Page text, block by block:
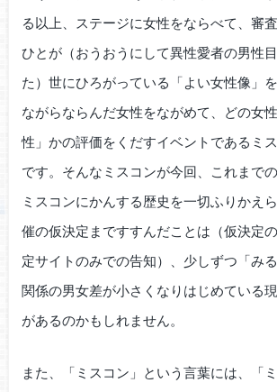
る以上、ステージに女性をならべて、審
ひとが（おうおうにして異性愛者の男性
た）世にひろがっている「よい女性像」
ながらならんだ女性をながめて、どの女
性」かの評価をくだすイベントであるミ
です。そんなミスコンが今回、これまで
ミスコンにかんする歴史を一切ふりかえ
催の仮決定まですすんだことは（仮決定
定サイトのみでの告知）、少しずつ「み
関係の男女差が小さくなりはじめている
があるのかもしれません。
また、「ミスコン」という言葉には、「